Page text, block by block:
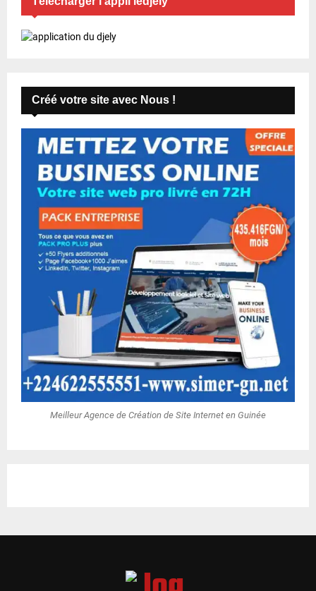
t
i
n
s
Créé votre site avec Nous !
Meilleur Agence de Création de Site Internet en Guinée